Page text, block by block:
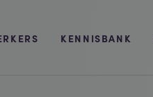
KENNISBANK